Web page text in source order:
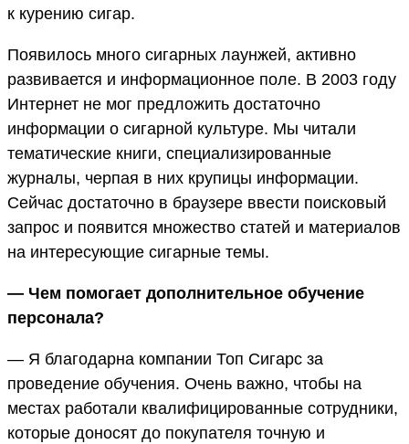
к курению сигар.
Появилось много сигарных лаунжей, активно
развивается и информационное поле. В 2003 году
Интернет не мог предложить достаточно
информации о сигарной культуре. Мы читали
тематические книги, специализированные
журналы, черпая в них крупицы информации.
Сейчас достаточно в браузере ввести поисковый
запрос и появится множество статей и материалов
на интересующие сигарные темы.
— Чем помогает дополнительное обучение
персонала?
— Я благодарна компании Топ Сигарс за
проведение обучения. Очень важно, чтобы на
местах работали квалифицированные сотрудники,
которые доносят до покупателя точную и